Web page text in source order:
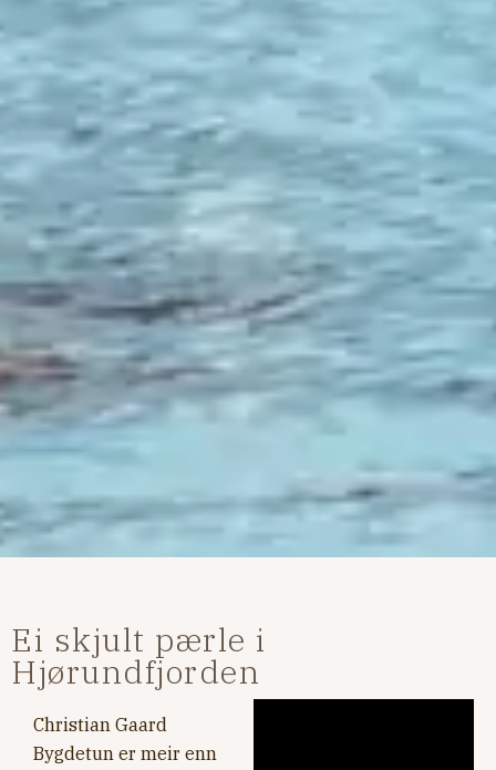
Ei skjult pærle i
Hjørundfjorden
Christian Gaard
Bygdetun er meir enn